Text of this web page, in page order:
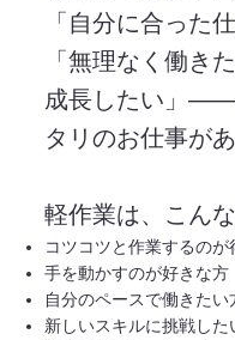
「自分に合った
「無理なく働き
成長したい」――
タリのお仕事が
軽作業は、こん
コツコツと作業するのが
手を動かすのが好きな方
自分のペースで働きたい
新しいスキルに挑戦した